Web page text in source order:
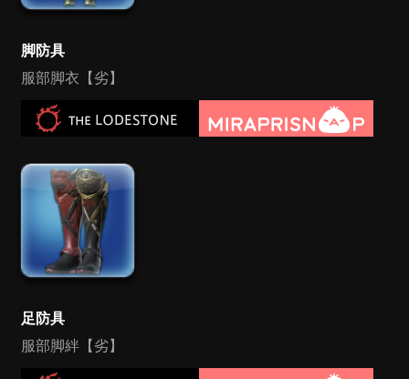
脚防具
服部脚衣【劣】
足防具
服部脚絆【劣】